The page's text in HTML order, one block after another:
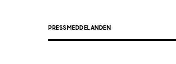
PRESSMEDDELANDEN